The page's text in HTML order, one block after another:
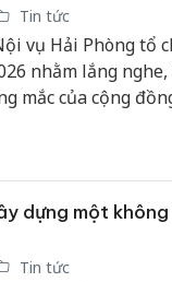
Tin tức
vụ Hải Phòng tổ
nhằm lắng
mắc của cộng
dựng một
Tin tức